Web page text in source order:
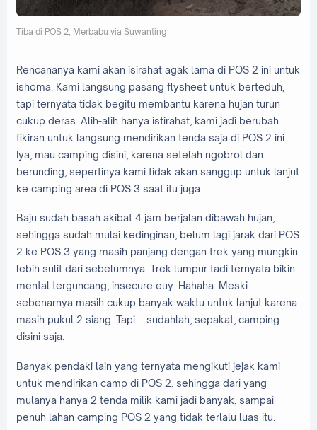
Tiba di POS 2, Merbabu via Suwanting
Rencananya kami akan isirahat agak lama di POS 2 ini untuk
ishoma. Kami langsung pasang flysheet untuk berteduh,
tapi ternyata tidak begitu membantu karena hujan turun
cukup deras. Alih-alih hanya istirahat, kami jadi berubah
fikiran untuk langsung mendirikan tenda saja di POS 2 ini.
Iya, mau camping disini, karena setelah ngobrol dan
berunding, sepertinya kami tidak akan sanggup untuk lanjut
ke camping area di POS 3 saat itu juga.
Baju sudah basah akibat 4 jam berjalan dibawah hujan,
sehingga sudah mulai kedinginan, belum lagi jarak dari POS
2 ke POS 3 yang masih panjang dengan trek yang mungkin
lebih sulit dari sebelumnya. Trek lumpur tadi ternyata bikin
mental terguncang, insecure euy. Hahaha. Meski
sebenarnya masih cukup banyak waktu untuk lanjut karena
masih pukul 2 siang. Tapi.... sudahlah, sepakat, camping
disini saja.
Banyak pendaki lain yang ternyata mengikuti jejak kami
untuk mendirikan camp di POS 2, sehingga dari yang
mulanya hanya 2 tenda milik kami jadi banyak, sampai
penuh lahan camping POS 2 yang tidak terlalu luas itu.